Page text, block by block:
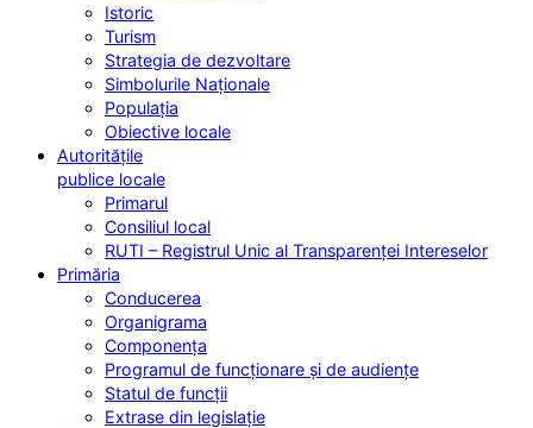
Istoric
Turism
Strategia de dezvoltare
Simbolurile Naționale
Populația
Obiective locale
Autoritățile
publice locale
Primarul
Consiliul local
RUTI – Registrul Unic al Transparenței Intereselor
Primăria
Conducerea
Organigrama
Componența
Programul de funcționare și de audiențe
Statul de funcții
Extrase din legislație